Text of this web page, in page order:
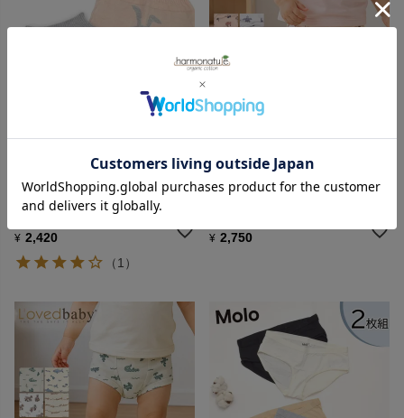
ORGANIC GARDEN
オーガニックコットン キッズ
うさぎ柄ブルマ
¥ 2,420
（1）
L'ovdbaby
オーガニックコットン トイレト
¥ 2,750